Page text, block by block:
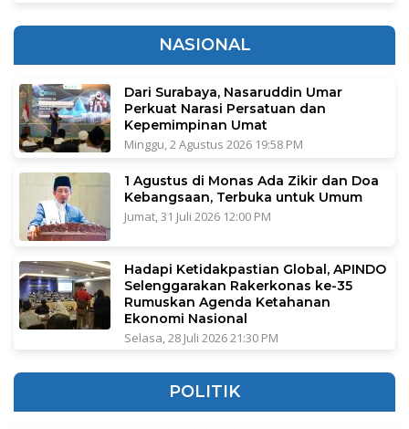
NASIONAL
Dari Surabaya, Nasaruddin Umar
Perkuat Narasi Persatuan dan
Kepemimpinan Umat
Minggu, 2 Agustus 2026 19:58 PM
1 Agustus di Monas Ada Zikir dan Doa
Kebangsaan, Terbuka untuk Umum
Jumat, 31 Juli 2026 12:00 PM
Hadapi Ketidakpastian Global, APINDO
Selenggarakan Rakerkonas ke-35
Rumuskan Agenda Ketahanan
Ekonomi Nasional
Selasa, 28 Juli 2026 21:30 PM
POLITIK